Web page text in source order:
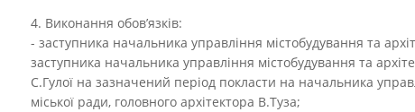
4. Виконання обов’язків:
- заступника начальника управління містобудування та
заступника начальника управління містобудування та
С.Гулої на зазначений період покласти на начальника
міської ради, головного архітектора В.Туза;